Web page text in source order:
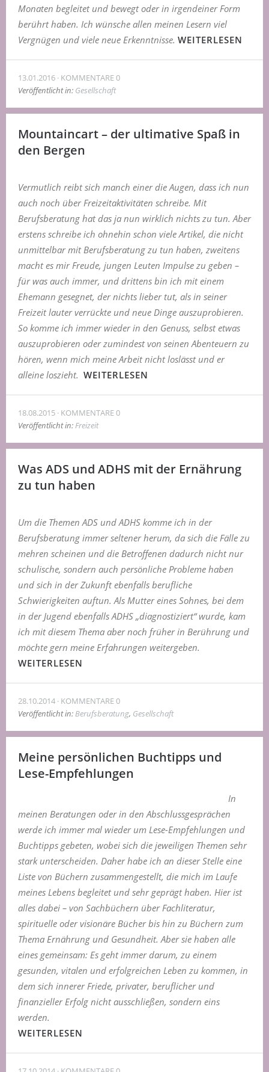
Monaten begleitet und bewegt oder in irgendeiner Form
berührt haben. Ich wünsche allen meinen Lesern viel
Vergnügen und viele neue Erkenntnisse. WEITERLESEN
13.01.2016 KOMMENTARE 0
Veröffentlicht in: Gesellschaft
Mountaincart – der ultimative Spaß in
den Bergen
Vermutlich reibt sich manch einer die Augen, dass ich nun
auch noch über Freizeitaktivitäten schreibe. Mit
Berufsberatung hat das ja nun wirklich nichts zu tun. Aber
erstens schreibe ich ohnehin schon viele Artikel, die nicht
unmittelbar mit Berufsberatung zu tun haben, zweitens
macht es mir Freude, jungen Leuten Impulse zu geben –
für was auch immer, und drittens bin ich mit einem
Ehemann gesegnet, der nichts lieber tut, als in seiner
Freizeit lauter verrückte und neue Dinge auszuprobieren.
So komme ich immer wieder in den Genuss, selbst etwas
auszuprobieren oder zumindest von seinen Abenteuern zu
hören, wenn mich meine Arbeit nicht loslässt und er
alleine loszieht. WEITERLESEN
18.08.2015 KOMMENTARE 0
Veröffentlicht in:Freizeit
Was ADS und ADHS mit der Ernährung
zu tun haben
Um die Themen ADS und ADHS komme ich in der
Berufsberatung immer seltener herum, da sich die Fälle zu
mehren scheinen und die Betroffenen dadurch nicht nur
schulische, sondern auch persönliche Probleme haben
und sich in der Zukunft ebenfalls berufliche
Schwierigkeiten auftun. Als Mutter eines Sohnes, bei dem
in der Jugend ebenfalls ADHS „diagnostiziert“ wurde, kam
ich mit diesem Thema aber noch früher in Berührung und
möchte gern meine Erfahrungen weitergeben.
WEITERLESEN
28.10.2014 KOMMENTARE 0
Veröffentlicht in:Berufsberatung, Gesellschaft
Meine persönlichen Buchtipps und
Lese-Empfehlungen
In
meinen Beratungen oder in den Abschlussgesprächen
werde ich immer mal wieder um Lese-Empfehlungen und
Buchtipps gebeten, wobei sich die jeweiligen Themen sehr
stark unterscheiden. Daher habe ich an dieser Stelle eine
Liste von Büchern zusammengestellt, die mich im Laufe
meines Lebens begleitet und sehr geprägt haben. Hier ist
alles dabei – von Sachbüchern über Fachliteratur,
spirituelle oder visionäre Bücher bis hin zu Büchern zum
Thema Ernährung und Gesundheit. Aber sie haben alle
eines gemeinsam: Es geht immer darum, zu einem
gesunden, vitalen und erfolgreichen Leben zu kommen, in
dem sich innerer Friede, privater, beruflicher und
finanzieller Erfolg nicht ausschließen, sondern eins
werden.
WEITERLESEN